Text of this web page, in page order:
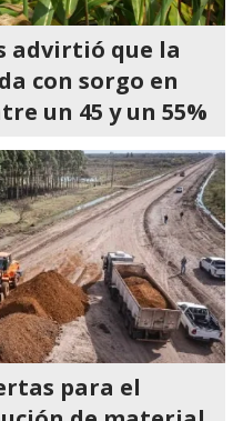
advirtió que la
con sorgo en
un 45 y un 55%
para el